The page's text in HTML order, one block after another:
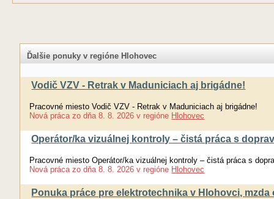
Ďalšie ponuky v regióne Hlohovec
Vodič VZV - Retrak v Maduniciach aj brigádne!
Pracovné miesto Vodič VZV - Retrak v Maduniciach aj brigádne!
Nová práca zo dňa 8. 8. 2026 v regióne Hlohovec
Operátor/ka vizuálnej kontroly – čistá práca s
Pracovné miesto Operátor/ka vizuálnej kontroly – čistá práca s
Nová práca zo dňa 8. 8. 2026 v regióne Hlohovec
Ponuka práce pre elektrotechnika v Hlohovci, mzda